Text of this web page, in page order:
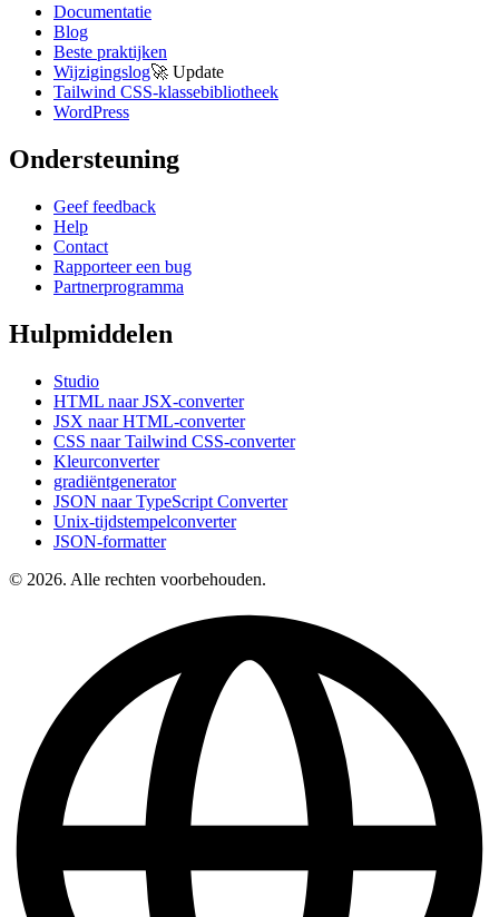
Documentatie
Blog
Beste praktijken
Wijzigingslog🚀 Update
Tailwind CSS-klassebibliotheek
WordPress
Ondersteuning
Geef feedback
Help
Contact
Rapporteer een bug
Partnerprogramma
Hulpmiddelen
Studio
HTML naar JSX-converter
JSX naar HTML-converter
CSS naar Tailwind CSS-converter
Kleurconverter
gradiëntgenerator
JSON naar TypeScript Converter
Unix-tijdstempelconverter
JSON-formatter
© 2026. Alle rechten voorbehouden.